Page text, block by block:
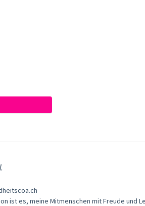
ist es, meine Mitmenschen mit Freude und